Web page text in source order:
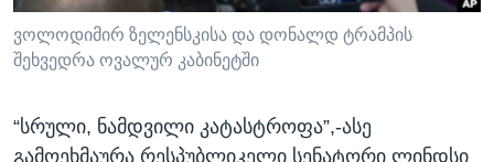
ᲘᲜᲢᲔᲠᲕᲘᲣ
ᲙᲣᲚᲢᲣᲠᲐ
ᲓᲔᲖᲘᲜᲤᲝᲠᲛᲐᲪᲘᲐ
ვოლოდიმირ ზელენსკისა და დონალდ ტრამპის
შეხვედრა ოვალურ კაბინეტში
“სრული, ნამდვილი კატასტროფა”,-ასე
გამოეხმაურა რესპუბლიკელი სენატორი ლინდსი